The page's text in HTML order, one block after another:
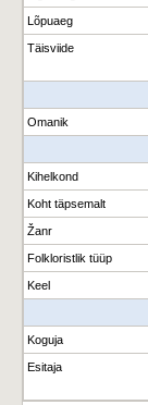
Lõpuaeg
Täisviide
Omanik
Kihelkond
Koht täpsemalt
Žanr
Folkloristlik tüüp
Keel
Koguja
Esitaja